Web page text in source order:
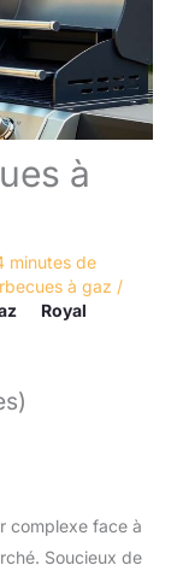
à
minutes de
à gaz /
Royal
complexe face à
Soucieux de